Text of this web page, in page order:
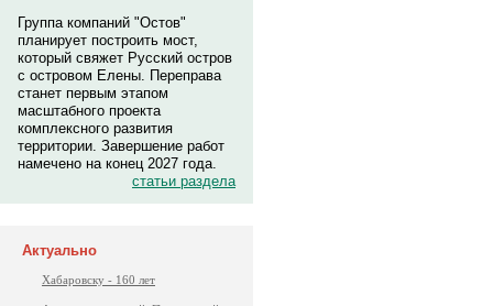
Группа компаний "Остов"
планирует построить мост,
который свяжет Русский остров
с островом Елены. Переправа
станет первым этапом
масштабного проекта
комплексного развития
территории. Завершение работ
намечено на конец 2027 года.
статьи раздела
Актуально
Хабаровску - 160 лет